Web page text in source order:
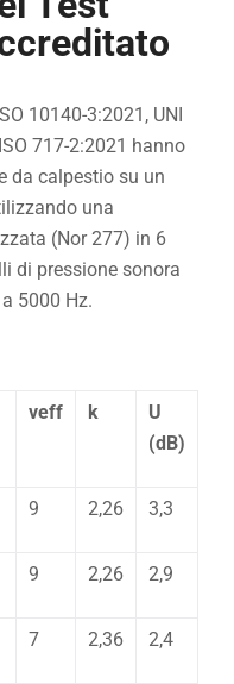
10140-3:2021, UNI
717-2:2021 hanno
da calpestio su un
una
(Nor 277) in 6
di pressione sonora
5000 Hz.
νeff k
U
(dB)
9 2,26 3,3
9 2,26 2,9
7 2,36 2,4